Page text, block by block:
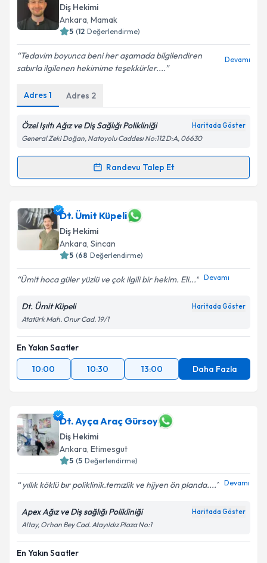
Diş Hekimi
Ankara, Mamak
5 (12 Değerlendirme)
Tedavim boyunca beni her aşamada bilgilendiren
sabırla ilgilenen hekimime teşekkürler....
Devamı
Adres 1 Adres 2
Özel Işıltı Ağız ve Diş Sağlığı Polikliniği Haritada Göster
General Zeki Doğan, Natoyolu Caddesı No:112 D:A, 06630
Randevu Talep Et
Randevu Takvimi Talebi
Dt. Yunus Emre Şahiniçin randevu takvimi talebi
oluşturun. Size bu uzmandan randevu almanız için bir
takvim hazırlandığında e-posta ile bilgilendireceğiz.
E-posta Adresiniz
Kişisel verilerimin işlenmesine ilişkin
kapsamda işlenmesini kabul ediyorum.
Takvim Talebini Gönder
Dt. Ümit Küpeli
Diş Hekimi
Ankara, Sincan
5 (68 Değerlendirme)
Ümit hoca güler yüzlü ve çok ilgili bir hekim. Eli... Devamı
Dt. Ümit Küpeli Haritada Göster
Atatürk Mah. Onur Cad. 19/1
En Yakın Saatler
10:00
10:30 13:00 Daha Fazla
Dt. Ayça Araç Gürsoy
Diş Hekimi
Ankara, Etimesgut
5 (5 Değerlendirme)
yıllık köklü bır poliklinik.temızlik ve hijyen ön planda.... Devamı
Apex Ağız ve Diş sağlığı Polikliniği Haritada Göster
Altay, Orhan Bey Cad. Atayıldız Plaza No:1
En Yakın Saatler